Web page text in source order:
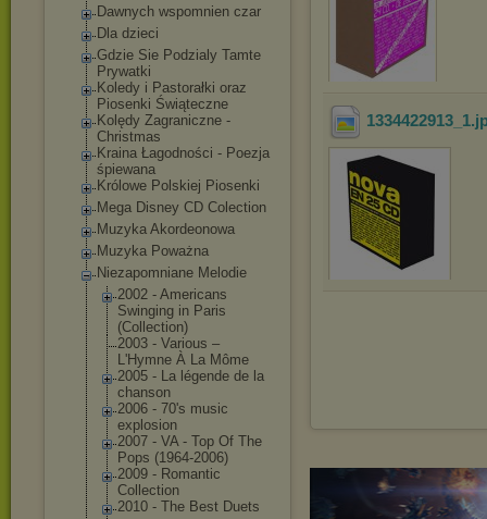
Dawnych wspomnien czar
Dla dzieci
Gdzie Sie Podzialy Tamte
Prywatki
Koledy i Pastorałki oraz
Piosenki Świąteczne
Kolędy Zagraniczne -
Christmas
Kraina Łagodności - Poezja
śpiewana
Królowe Polskiej Piosenki
Mega Disney CD Colection
Muzyka Akordeonowa
Muzyka Poważna
Niezapomniane Melodie
2002 - Americans
Swinging in Paris
(Collection)
2003 - Various ‎–
L'Hymne À La Môme
2005 - La légende de la
chanson
2006 - 70's music
explosion
2007 - VA - Top Of The
Pops (1964-2006)
2009 - Romantic
Collection
2010 - The Best Duets
1334422913_1